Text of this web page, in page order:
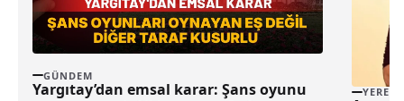
GÜNDEM
Yargıtay’dan emsal karar: Şans oyunu
YEREL